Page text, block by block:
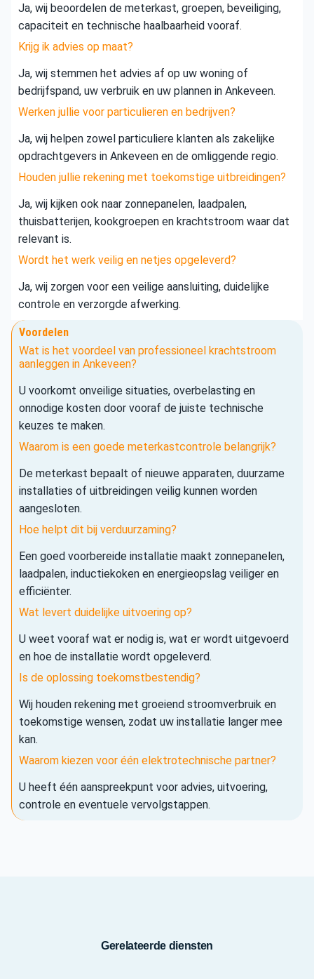
Ja, wij beoordelen de meterkast, groepen, beveiliging,
capaciteit en technische haalbaarheid vooraf.
Krijg ik advies op maat?
Ja, wij stemmen het advies af op uw woning of
bedrijfspand, uw verbruik en uw plannen in Ankeveen.
Werken jullie voor particulieren en bedrijven?
Ja, wij helpen zowel particuliere klanten als zakelijke
opdrachtgevers in Ankeveen en de omliggende regio.
Houden jullie rekening met toekomstige uitbreidingen?
Ja, wij kijken ook naar zonnepanelen, laadpalen,
thuisbatterijen, kookgroepen en krachtstroom waar dat
relevant is.
Wordt het werk veilig en netjes opgeleverd?
Ja, wij zorgen voor een veilige aansluiting, duidelijke
controle en verzorgde afwerking.
Voordelen
Wat is het voordeel van professioneel krachtstroom
aanleggen in Ankeveen?
U voorkomt onveilige situaties, overbelasting en
onnodige kosten door vooraf de juiste technische
keuzes te maken.
Waarom is een goede meterkastcontrole belangrijk?
De meterkast bepaalt of nieuwe apparaten, duurzame
installaties of uitbreidingen veilig kunnen worden
aangesloten.
Hoe helpt dit bij verduurzaming?
Een goed voorbereide installatie maakt zonnepanelen,
laadpalen, inductiekoken en energieopslag veiliger en
efficiënter.
Wat levert duidelijke uitvoering op?
U weet vooraf wat er nodig is, wat er wordt uitgevoerd
en hoe de installatie wordt opgeleverd.
Is de oplossing toekomstbestendig?
Wij houden rekening met groeiend stroomverbruik en
toekomstige wensen, zodat uw installatie langer mee
kan.
Waarom kiezen voor één elektrotechnische partner?
U heeft één aanspreekpunt voor advies, uitvoering,
controle en eventuele vervolgstappen.
Gerelateerde diensten